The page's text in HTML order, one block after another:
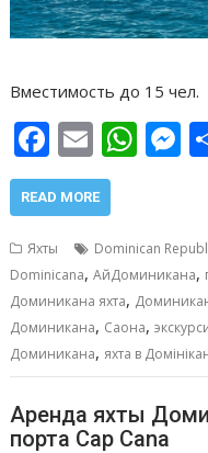
Вместимость до 15 чел.
F
ac
e
b
o
o
k
E
m
ai
l
W
s
A
p
p
e
n
g
READ MORE
Яхты Dominican
Dominicana,АйДоминикана,
Доминикана яхта,
Доминикана, Саона,
Доминикана, яхта в
Аренда яхты
порта Cap Cana